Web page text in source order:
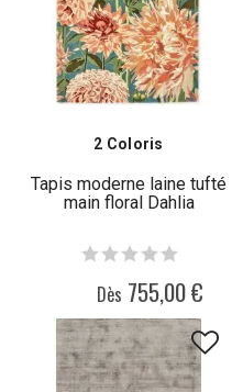
2 Coloris
Tapis moderne laine tufté
main floral Dahlia
Dès 755,00 €